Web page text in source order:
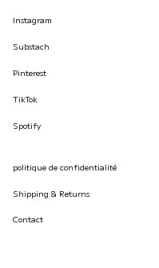
Instagram
Substach
Pinterest
TikTok
Spotify
politique de confidentialité
Shipping & Returns
Contact